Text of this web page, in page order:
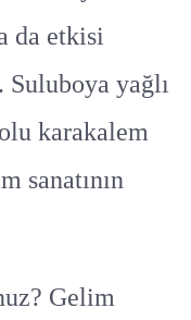
da etkisi
Suluboya yağlı
karakalem
sanatının
Gelim